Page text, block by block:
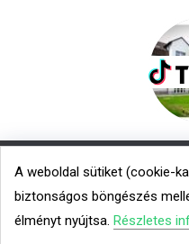
Nemzetközi
A weboldal sütiket (cookie-
biztonságos böngészés
élményt nyújtsa. Részletes